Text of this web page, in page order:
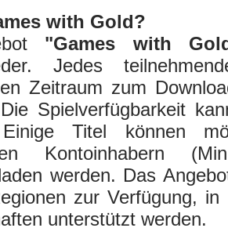
with Gold?
"Games with
Jedes
Zeitraum zum
Spielverfügbarkeit
Titel können
Kontoinhabern
werden. Das
zur Verfügung,
unterstützt werden.